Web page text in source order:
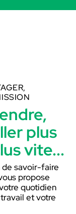
plus
vite...
de savoir-faire
propose
quotidien
et votre